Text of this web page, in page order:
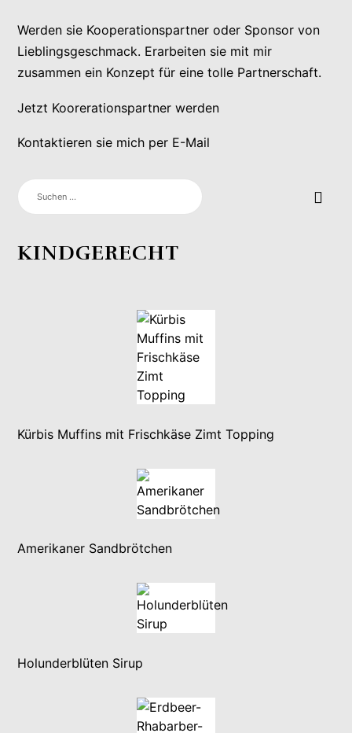
Werden sie Kooperationspartner oder Sponsor von
Lieblingsgeschmack. Erarbeiten sie mit mir
zusammen ein Konzept für eine tolle Partnerschaft.
Jetzt Koorerationspartner werden
Kontaktieren sie mich per E-Mail
SUCHEN
NACH:
KINDGERECHT
Kürbis Muffins mit Frischkäse Zimt Topping
Amerikaner Sandbrötchen
Holunderblüten Sirup